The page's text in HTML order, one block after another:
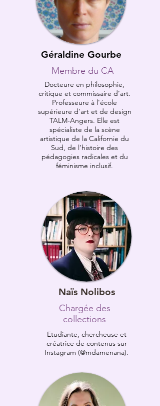
Géraldine Gourbe
Membre du CA
Naïs Nolibos
Chargée des
collections
Etudiante, chercheuse et
créatrice de contenus sur
Instagram (@mdamenana).
Docteure en philosophie,
critique et commissaire d’art.
Professeure à l'école
supérieure d'art et de design
TALM-Angers. Elle est
spécialiste de la scène
artistique de la Californie du
Sud, de l’histoire des
pédagogies radicales et du
féminisme inclusif.